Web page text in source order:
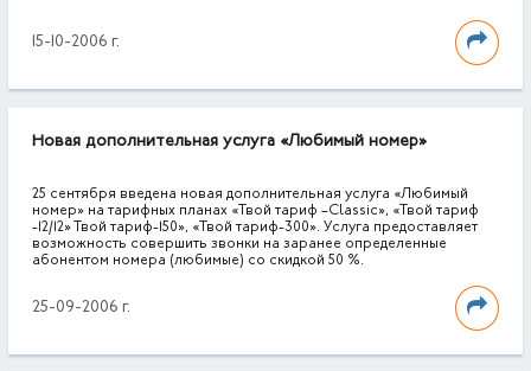
15-10-2006 г.
Новая дополнительная услуга «Любимый номер»
25 сентября введена новая дополнительная услуга «Любимый
номер» на тарифных планах «Твой тариф –Classic», «Твой тариф
-12/12» Твой тариф-150», «Твой тариф-300». Услуга предоставляет
возможность совершить звонки на заранее определенные
абонентом номера (любимые) со скидкой 50 %.
25-09-2006 г.